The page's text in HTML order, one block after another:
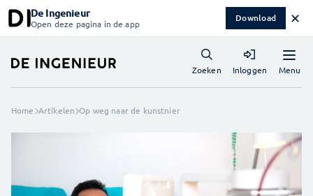
De Ingenieur
Open deze pagina in de app Download ✕
Menu
Zoeken Inloggen
Home Artikelen Op weg naar de kunstnier